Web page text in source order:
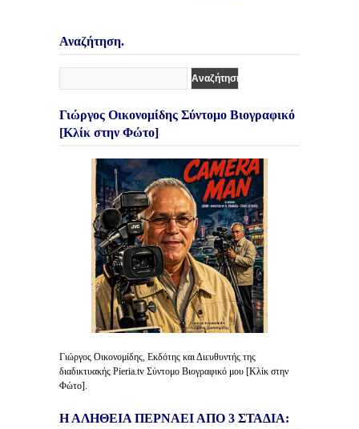
Αναζήτηση.
Γιώργος Οικονομίδης Σύντομο Βιογραφικό
[Κλίκ στην Φώτο]
Γιώργος Οικονομίδης, Εκδότης και Διευθυντής της
διαδικτυακής Pieria.tv Σύντομο Βιογραφικό μου [Κλίκ στην
Φώτο].
Η ΑΛΗΘΕΙΑ ΠΕΡΝΑΕΙ ΑΠΟ 3 ΣΤΑΔΙΑ: